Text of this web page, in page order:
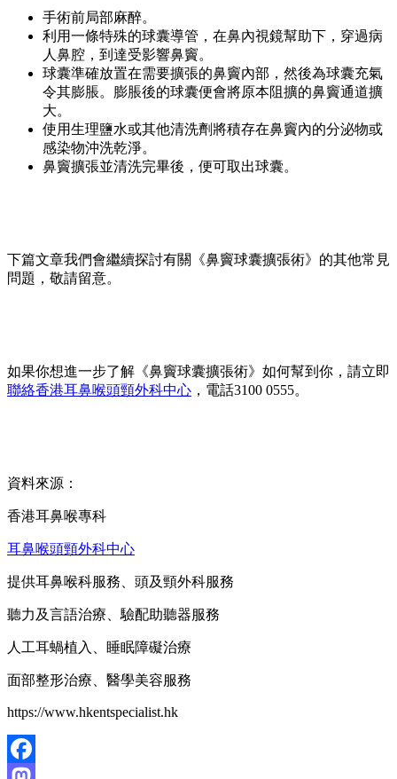
手術前局部麻醉。
利用一條特殊的球囊導管，在鼻內視鏡幫助下，穿過病
人鼻腔，到達受影響鼻竇。
球囊準確放置在需要擴張的鼻竇內部，然後為球囊充氣
令其膨脹。膨脹後的球囊便會將原本阻擴的鼻竇通道擴
大。
使用生理鹽水或其他清洗劑將積存在鼻竇內的分泌物或
感染物沖洗乾淨。
鼻竇擴張並清洗完畢後，便可取出球囊。
下篇文章我們會繼續探討有關《鼻竇球囊擴張術》的其他常見
問題，敬請留意。
如果你想進一步了解《鼻竇球囊擴張術》如何幫到你，請立即
聯絡香港耳鼻喉頭頸外科中心 ，電話3100 0555。
資料來源：
香港耳鼻喉專科
耳鼻喉頭頸外科中心
提供耳鼻喉科服務、頭及頸外科服務
聽力及言語治療、驗配助聽器服務
人工耳蝸植入、睡眠障礙治療
面部整形治療、醫學美容服務
https://www.hkentspecialist.hk